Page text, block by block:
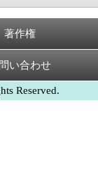
著作権
い合わせ
Reserved.